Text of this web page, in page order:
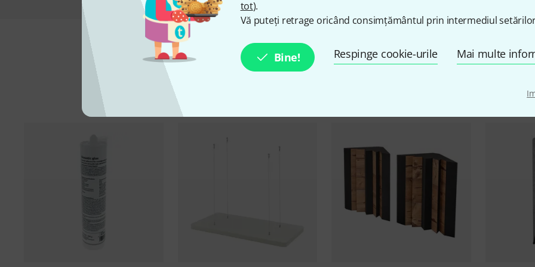
tot).
Vă puteți retrage oricând consimțământul prin intermediul
Bine! Respinge cookie-urile Mai multe
Accesorii și articole